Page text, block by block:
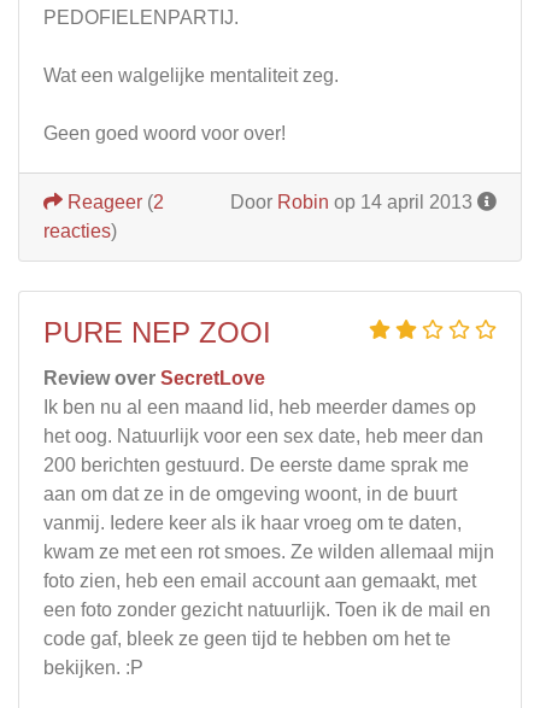
PEDOFIELENPARTIJ.
Wat een walgelijke mentaliteit zeg.
Geen goed woord voor over!
Door Robin op 14 april 2013
Reageer (2
reacties)
PURE NEP ZOOI
Review over SecretLove
Ik ben nu al een maand lid, heb meerder dames op
het oog. Natuurlijk voor een sex date, heb meer dan
200 berichten gestuurd. De eerste dame sprak me
aan om dat ze in de omgeving woont, in de buurt
vanmij. Iedere keer als ik haar vroeg om te daten,
kwam ze met een rot smoes. Ze wilden allemaal mijn
foto zien, heb een email account aan gemaakt, met
een foto zonder gezicht natuurlijk. Toen ik de mail en
code gaf, bleek ze geen tijd te hebben om het te
bekijken. :P